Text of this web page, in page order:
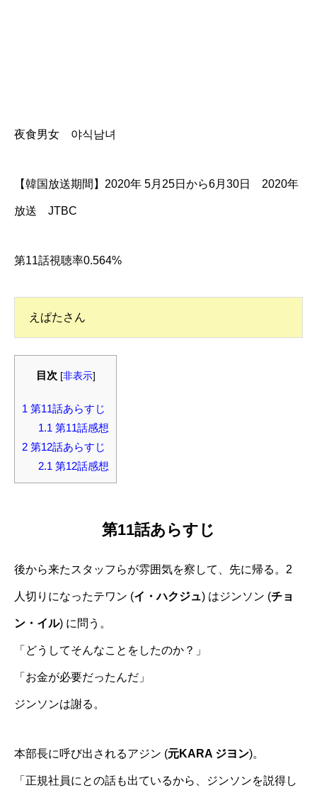
夜食男女 야식남녀
【韓国放送期間】2020年 5月25日から6月30日 2020年
放送 JTBC
第11話視聴率0.564%
えぱたさん
目次 [非表示]
1 第11話あらすじ
1.1 第11話感想
2 第12話あらすじ
2.1 第12話感想
第11話あらすじ
後から来たスタッフらが雰囲気を察して、先に帰る。2
人切りになったテワン (イ・ハクジュ) はジンソン (チョ
ン・イル) に問う。
「どうしてそんなことをしたのか？」
「お金が必要だったんだ」
ジンソンは謝る。
本部長に呼び出されるアジン (元KARA ジヨン)。
「正規社員にとの話も出ているから、ジンソンを説得し